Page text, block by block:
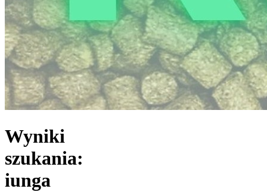
Wyniki
szukania:
iunga